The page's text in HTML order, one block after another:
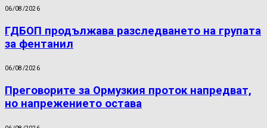
06/08/2026
ГДБОП продължава разследването на групата
за фентанил
06/08/2026
Преговорите за Ормузкия проток напредват,
но напрежението остава